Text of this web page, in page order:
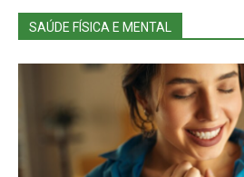
SAÚDE FÍSICA E MENTAL